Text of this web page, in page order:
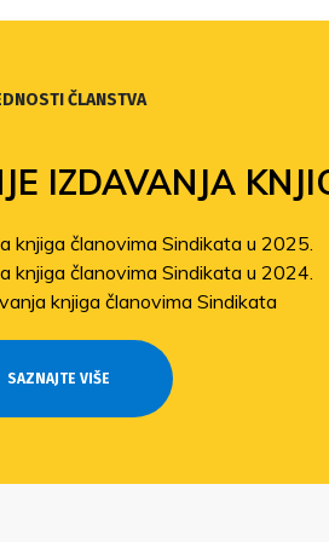
ČLANSTVA
IZDAVANJA
knjiga članovima Sindikata u 2025.
knjiga članovima Sindikata u 2024.
knjiga članovima Sindikata
SAZNAJTE VIŠE